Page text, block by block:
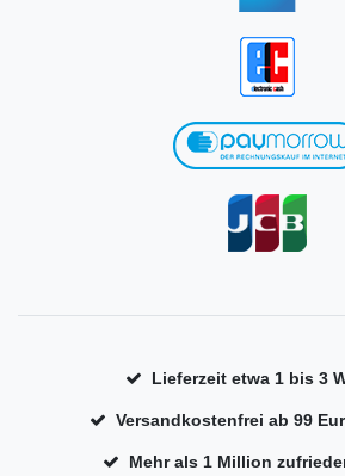
Lieferzeit etwa 1 bis 3
Versandkostenfrei ab 99
Mehr als 1 Million